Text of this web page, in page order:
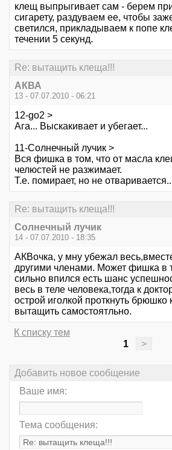
клещ выпрыгивает сам - берем
сигарету, раздуваем ее, чтобы
светился, прикладываем к попе
течении 5 секунд.
Re: вытащить клеща!!!
АКВА
13 - 07.07.2010 - 06:21
12-go2 >
Ага... Выскакивает и убегает...
11-Солнечный лучик >
Вся фишка в том, что от масла
челюстей не разжимает.
Т.е. помирает, но не
Re: вытащить клеща!!!
Солнечный лучик
14 - 07.07.2010 - 18:35
АКВочка, у мну убежал
другими членами. Может фишка в
сильно впился есть шанс
весь в теле человека,тогда к
острой иголкой проткнуть брюшко
вытащить самостоятльно.
К списку тем
1
>
Добавить новое сообщение
Ваше имя:
Тема сообщения: